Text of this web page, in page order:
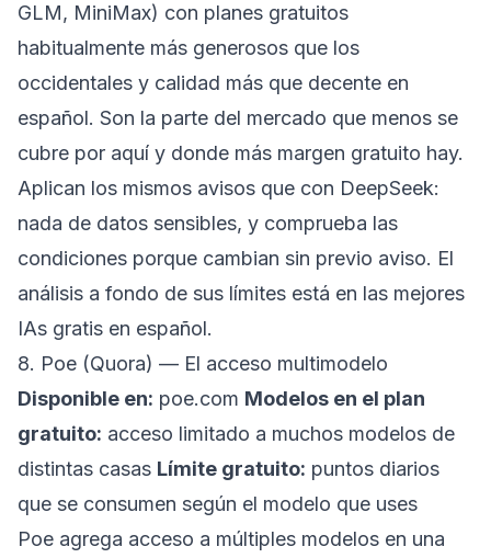
GLM, MiniMax) con planes gratuitos
habitualmente más generosos que los
occidentales y calidad más que decente en
español. Son la parte del mercado que menos se
cubre por aquí y donde más margen gratuito hay.
Aplican los mismos avisos que con DeepSeek:
nada de datos sensibles, y comprueba las
condiciones porque cambian sin previo aviso. El
análisis a fondo de sus límites está en las mejores
IAs gratis en español.
8. Poe (Quora) — El acceso multimodelo
Disponible en: poe.com Modelos en el plan
gratuito: acceso limitado a muchos modelos de
distintas casas Límite gratuito: puntos diarios
que se consumen según el modelo que uses
Poe agrega acceso a múltiples modelos en una